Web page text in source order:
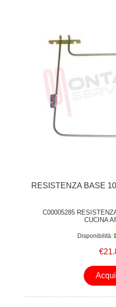
RESISTENZA BASE
C00005285
CUCINA
Disponibilità: